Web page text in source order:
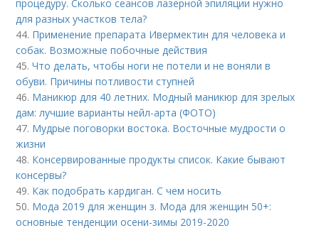
процедуру. Сколько сеансов лазерной эпиляции нужно
для разных участков тела?
44. Применение препарата Ивермектин для человека и
собак. Возможные побочные действия
45.Что делать, чтобы ноги не потели и не воняли в
обуви. Причины потливости ступней
46. Маникюр для 40 летних. Модный маникюр для зрелых
дам: лучшие варианты нейл-арта (ФОТО)
47. Мудрые поговорки востока. Восточные мудрости о
жизни
48. Консервированные продукты список. Какие бывают
консервы?
49. Как подобрать кардиган. С чем носить
50. Мода 2019 для женщин з. Мода для женщин 50+:
основные тенденции осени-зимы 2019-2020